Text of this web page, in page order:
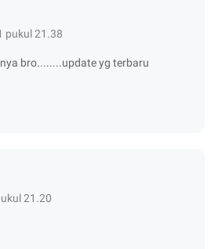
pukul 21.38
bro........update yg terbaru
21.20